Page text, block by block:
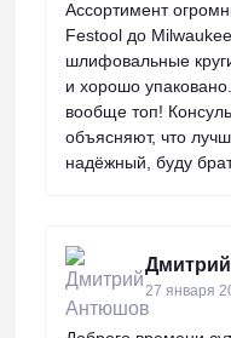
Ассортимент
Festool до
шлифовальные
и хорошо
вообще топ!
объясняют, что
надёжный, буду
27 января